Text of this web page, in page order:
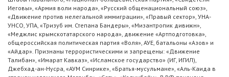
Иеговы», «Армия воли народа», «Русский общенациональный союз»,
«Движение против нелегальной иммиграции», «Правый сектор», УНА-
УНСО, УПА, «Тризуб им. Степана Бандеры», «Мизантропик дивижн»,
«Меджлис крымскотатарского народа», движение «Артподготовка»,
общероссийская политическая партия «Воля», АУЕ, батальоны «Азов» и
«Айдар». Признаны террористическими и запрещены: «Движение
Талибан», «Имарат Кавказ», «Исламское государство» (ИГ, ИГИЛ),
Джебхад-ан-Нусра, «АУМ Синрике», «Братья-мусульмане», «Аль-Каида в